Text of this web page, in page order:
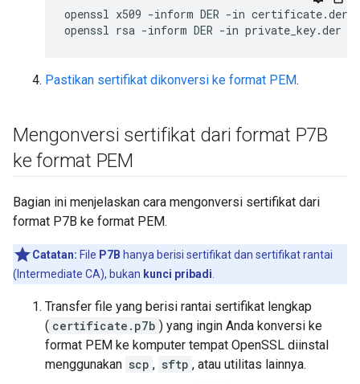
openssl x509 -inform DER -in certificate.der
openssl rsa -inform DER -in private_key.der -
Pastikan sertifikat dikonversi ke format PEM.
Mengonversi sertifikat dari format P7B
ke format PEM
Bagian ini menjelaskan cara mengonversi sertifikat dari
format P7B ke format PEM.
Catatan: File P7B hanya berisi sertifikat dan sertifikat rantai
(Intermediate CA), bukan kunci pribadi
Transfer file yang berisi rantai sertifikat lengkap
( certificate.p7b ) yang ingin Anda konversi ke
format PEM ke komputer tempat OpenSSL diinstal
menggunakan scp , sftp , atau utilitas lainnya.